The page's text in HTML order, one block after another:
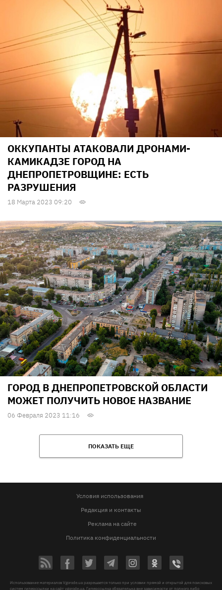
ОККУПАНТЫ АТАКОВАЛИ ДРОНАМИ-
КАМИКАДЗЕ ГОРОД НА
ДНЕПРОПЕТРОВЩИНЕ: ЕСТЬ
РАЗРУШЕНИЯ
18 Марта 2023 09:20
ГОРОД В ДНЕПРОПЕТРОВСКОЙ ОБЛАСТИ
МОЖЕТ ПОЛУЧИТЬ НОВОЕ НАЗВАНИЕ
06 Февраля 2023 11:16
ПОКАЗАТЬ ЕЩЕ
Условия использования
Редакция и контакты
Реклама на сайте
Политика конфиденциальности
Использование материалов Vgorode.ua разрешается только при условии прямой и открытой для поисковых
систем гиперссылки на сайт vgorode.ua. Гиперссылка обязательна вне зависимости от полного либо